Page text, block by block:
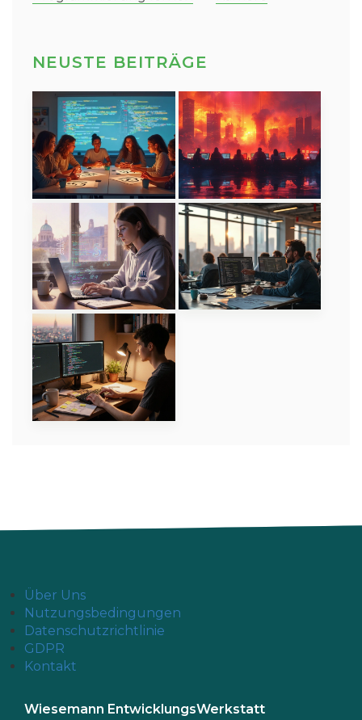
NEUSTE BEITRÄGE
Über Uns
Nutzungsbedingungen
Datenschutzrichtlinie
GDPR
Kontakt
Wiesemann EntwicklungsWerkstatt